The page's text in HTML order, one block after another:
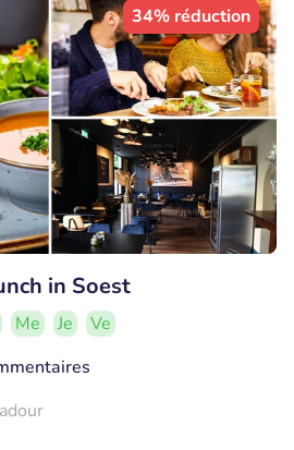
34% réduction
in Soest
Me Je
Ve